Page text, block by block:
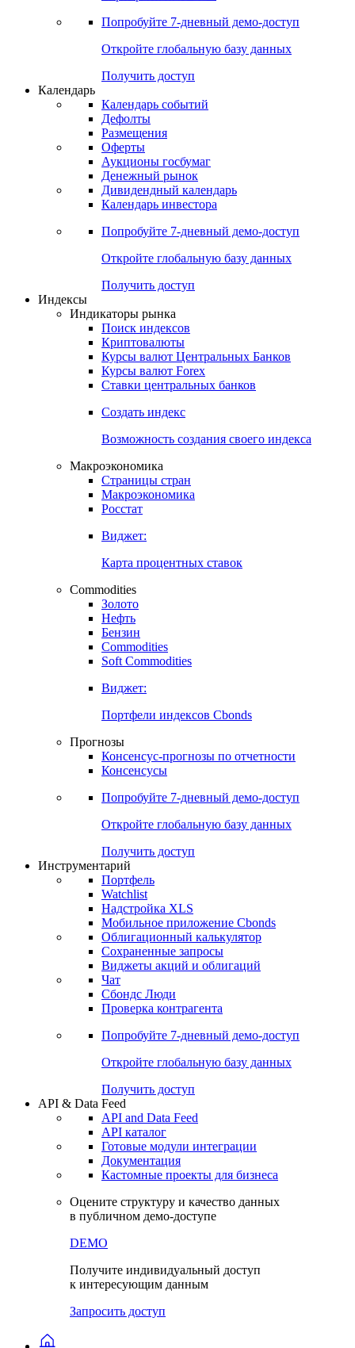
Валютные и процентные свопы
Корпоративные CDS
Попробуйте7-дневный
Откройте глобальную базу данных
Получить доступ
Календарь
Календарь событий
Дефолты
Размещения
Оферты
Денежный рынок
Календарь инвестора
Попробуйте7-дневный
Откройте глобальную базу данных
Получить доступ
Индикаторы рынка
Поиск индексов
Курсы валют Центральных Банков
Ставки центральных банков
Создать индекс
Возможность создания своего индекса
Страницы стран
Росстат
Виджет:
Карта процентных ставок
Commodities
Золото
Бензин
Soft Commodities
Виджет:
Портфели индексов Cbonds
Прогнозы
Консенсусы
Попробуйте7-дневный
Откройте глобальную базу данных
Получить доступ
Инструментарий
Портфель
Watchlist
Надстройка XLS
Мобильное приложение Cbonds
Облигационный калькулятор
Сохраненные запросы
Чат
Проверка контрагента
Попробуйте7-дневный
Откройте глобальную базу данных
Получить доступ
API & Data Feed
API and Data Feed
Готовые модули интеграции
Документация
в публичном демо-доступе